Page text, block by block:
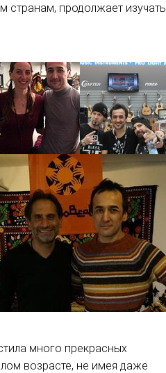
странам, продолжает изучать
много прекрасных
возрасте, не имея даже